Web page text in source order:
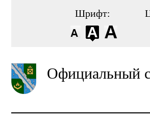
Шрифт:
Официальный